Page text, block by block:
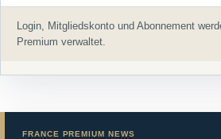
Login, Mitgliedskonto und Abonnement
Premium verwaltet.
FRANCE PREMIUM NEWS